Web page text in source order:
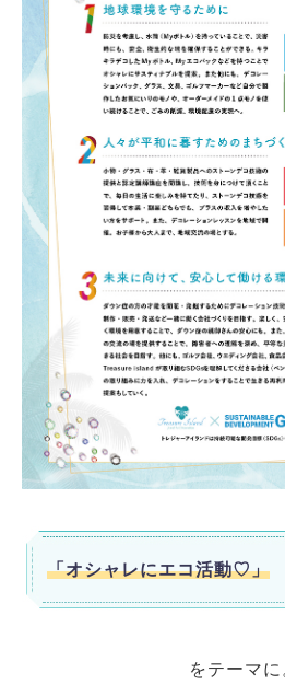
「オシャレにエコ活動♡」
をテーマに